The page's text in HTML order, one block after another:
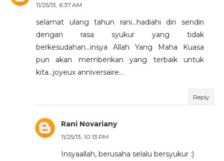
11/25/13, 6:37 AM
selamat ulang tahun rani...hadiahi diri sendiri
dengan rasa syukur yang tidak
berkesudahan...insya Allah Yang Maha Kuasa
pun akan memberikan yang terbaik untuk
kita...joyeux anniversaire...
Reply
Rani Novariany
11/25/13, 10:13 PM
Insyaallah, berusaha selalu bersyukur :)